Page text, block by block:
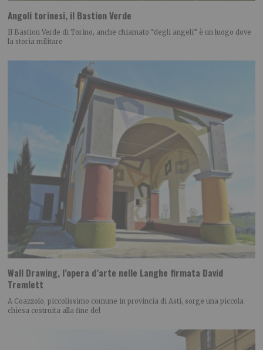
Angoli torinesi, il Bastion Verde
Il Bastion Verde di Torino, anche chiamato “degli angeli” è un luogo dove
la storia militare
Wall Drawing, l’opera d’arte nelle Langhe firmata David
Tremlett
A Coazzolo, piccolissimo comune in provincia di Asti, sorge una piccola
chiesa costruita alla fine del